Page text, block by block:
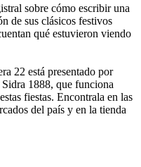
sobre cómo escribir una
de sus clásicos festivos
qué estuvieron viendo
22 está presentado por
1888, que funciona
fiestas. Encontrala en las
del país y en la tienda